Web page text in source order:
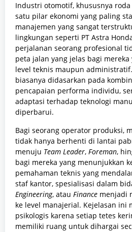
Industri otomotif, khususnya
satu pilar ekonomi yang paling
manajemen yang sangat
lingkungan seperti PT Astra
perjalanan seorang profesional
peta jalan yang jelas bagi
level teknis maupun
biasanya didasarkan pada
pencapaian performa individu,
adaptasi terhadap teknologi
diperbarui.
Bagi seorang operator produksi,
tidak hanya berhenti di lantai
menuju Team Leader, Foreman,
bagi mereka yang menunjukkan
pemahaman teknis yang
staf kantor, spesialisasi dalam
Engineering, atau Finance menjadi
ke level manajerial. Kejelasan ini
psikologis karena setiap tetes
memiliki ruang untuk dihargai